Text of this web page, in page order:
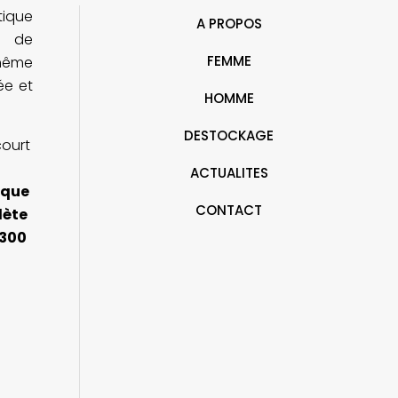
de j'ai dit oui sauf la robe
de
et
A PROPOS
FEMME
HOMME
DESTOCKAGE
ACTUALITES
CONTACT